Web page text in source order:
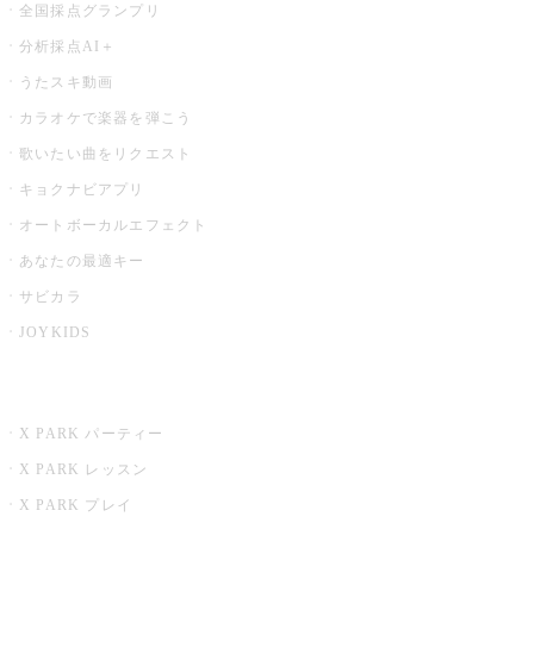
全国採点グランプリ
分析採点AI＋
うたスキ動画
カラオケで楽器を弾こう
歌いたい曲をリクエスト
キョクナビアプリ
オートボーカルエフェクト
あなたの最適キー
サビカラ
JOYKIDS
X PARK パーティー
X PARK レッスン
X PARK プレイ